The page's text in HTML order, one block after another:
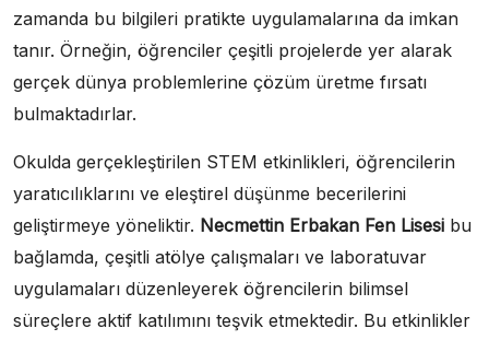
zamanda bu bilgileri pratikte uygulamalarına da imkan
tanır. Örneğin, öğrenciler çeşitli projelerde yer alarak
gerçek dünya problemlerine çözüm üretme fırsatı
bulmaktadırlar.
Okulda gerçekleştirilen STEM etkinlikleri, öğrencilerin
yaratıcılıklarını ve eleştirel düşünme becerilerini
geliştirmeye yöneliktir. Necmettin Erbakan Fen Lisesi bu
bağlamda, çeşitli atölye çalışmaları ve laboratuvar
uygulamaları düzenleyerek öğrencilerin bilimsel
süreçlere aktif katılımını teşvik etmektedir. Bu etkinlikler